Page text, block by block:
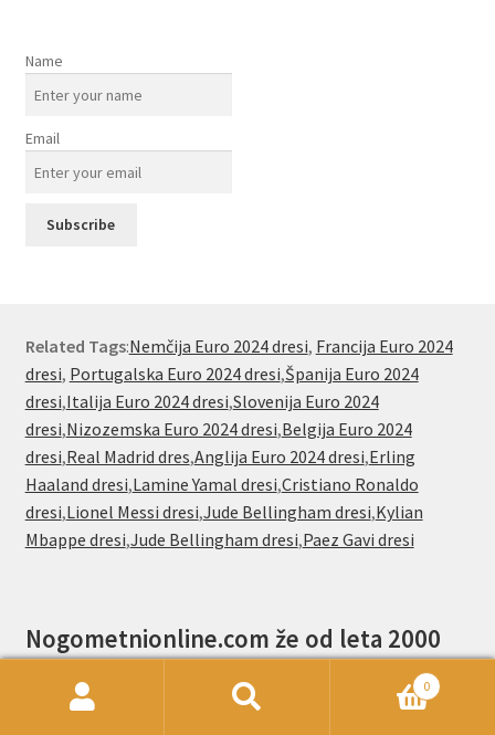
Name
Email
Related Tags:Nemčija Euro 2024 dresi, Francija Euro 2024
dresi, Portugalska Euro 2024 dresi,Španija Euro 2024
dresi,Italija Euro 2024 dresi,Slovenija Euro 2024
dresi,Nizozemska Euro 2024 dresi,Belgija Euro 2024
dresi,Real Madrid dres,Anglija Euro 2024 dresi,Erling
Haaland dresi,Lamine Yamal dresi,Cristiano Ronaldo
dresi,Lionel Messi dresi,Jude Bellingham dresi,Kylian
Mbappe dresi,Jude Bellingham dresi,Paez Gavi dresi
Nogometnionline.com že od leta 2000
navijačem po vsem svetu ponuja poceni
nogometni dresi.
0